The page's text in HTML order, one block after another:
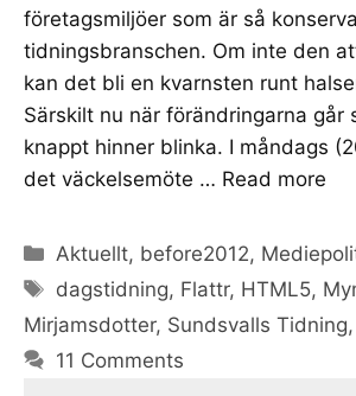
företagsmiljöer som är så
tidningsbranschen. Om inte den
kan det bli en kvarnsten runt
Särskilt nu när förändringarna går
knappt hinner blinka. I måndags
det väckelsemöte … Read more
Categories
Aktuellt, before2012,
Tags
dagstidning, Flattr, HTML5,
Mirjamsdotter, Sundsvalls Tidning,
11 Comments